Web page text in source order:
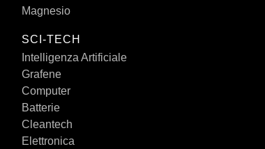
Magnesio
SCI-TECH
Intelligenza Artificiale
Grafene
Computer
Batterie
Cleantech
Elettronica